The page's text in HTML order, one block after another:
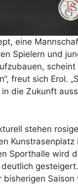
eine
Spielern und
scheint
freut sich Erol.
in die Zukunft
stehen
Kunstrasenplatz
Sporthalle wird
bisherigen Saison